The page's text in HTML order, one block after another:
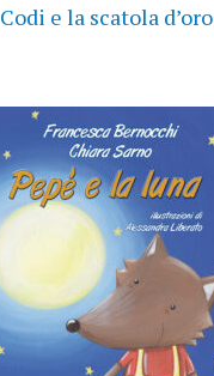
Codi e la scatola d’oro